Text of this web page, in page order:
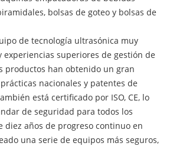
bolsas de goteo y bolsas de
de tecnología ultrasónica muy
superiores de gestión de
productos han obtenido un gran
nacionales y patentes de
está certificado por ISO, CE, lo
de seguridad para todos los
diez años de progreso continuo en
una serie de equipos más seguros,